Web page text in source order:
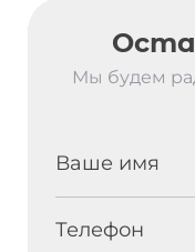
Мы будем
Ваше имя
Телефон